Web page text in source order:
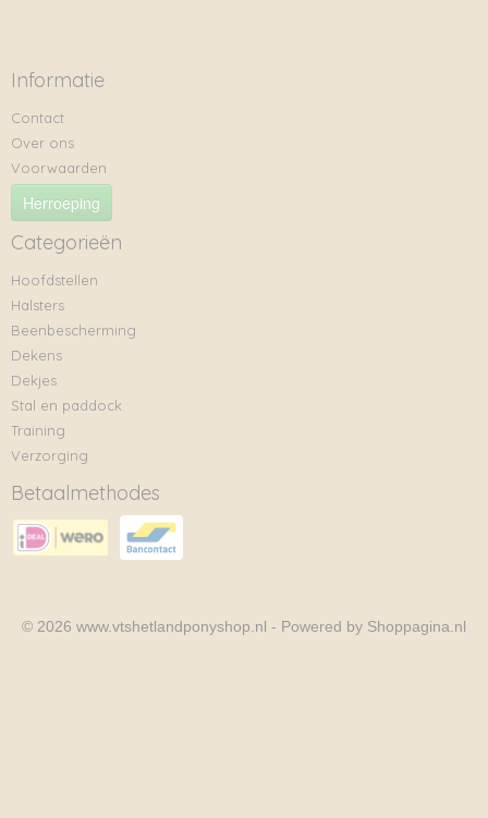
Informatie
Contact
Over ons
Voorwaarden
Herroeping
Categorieën
Hoofdstellen
Halsters
Beenbescherming
Dekens
Dekjes
Stal en paddock
Training
Verzorging
Betaalmethodes
© 2026 www.vtshetlandponyshop.nl - Powered by Shoppagina.nl